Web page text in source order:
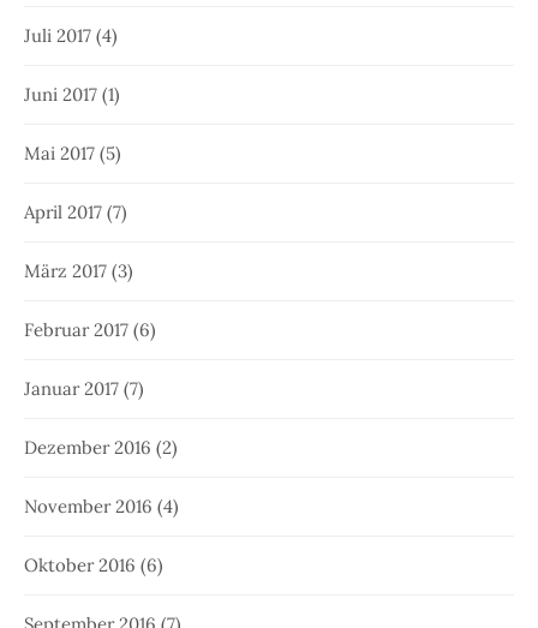
Juli 2017 (4)
Juni 2017 (1)
Mai 2017 (5)
April 2017 (7)
März 2017 (3)
Februar 2017 (6)
Januar 2017 (7)
Dezember 2016 (2)
November 2016 (4)
Oktober 2016 (6)